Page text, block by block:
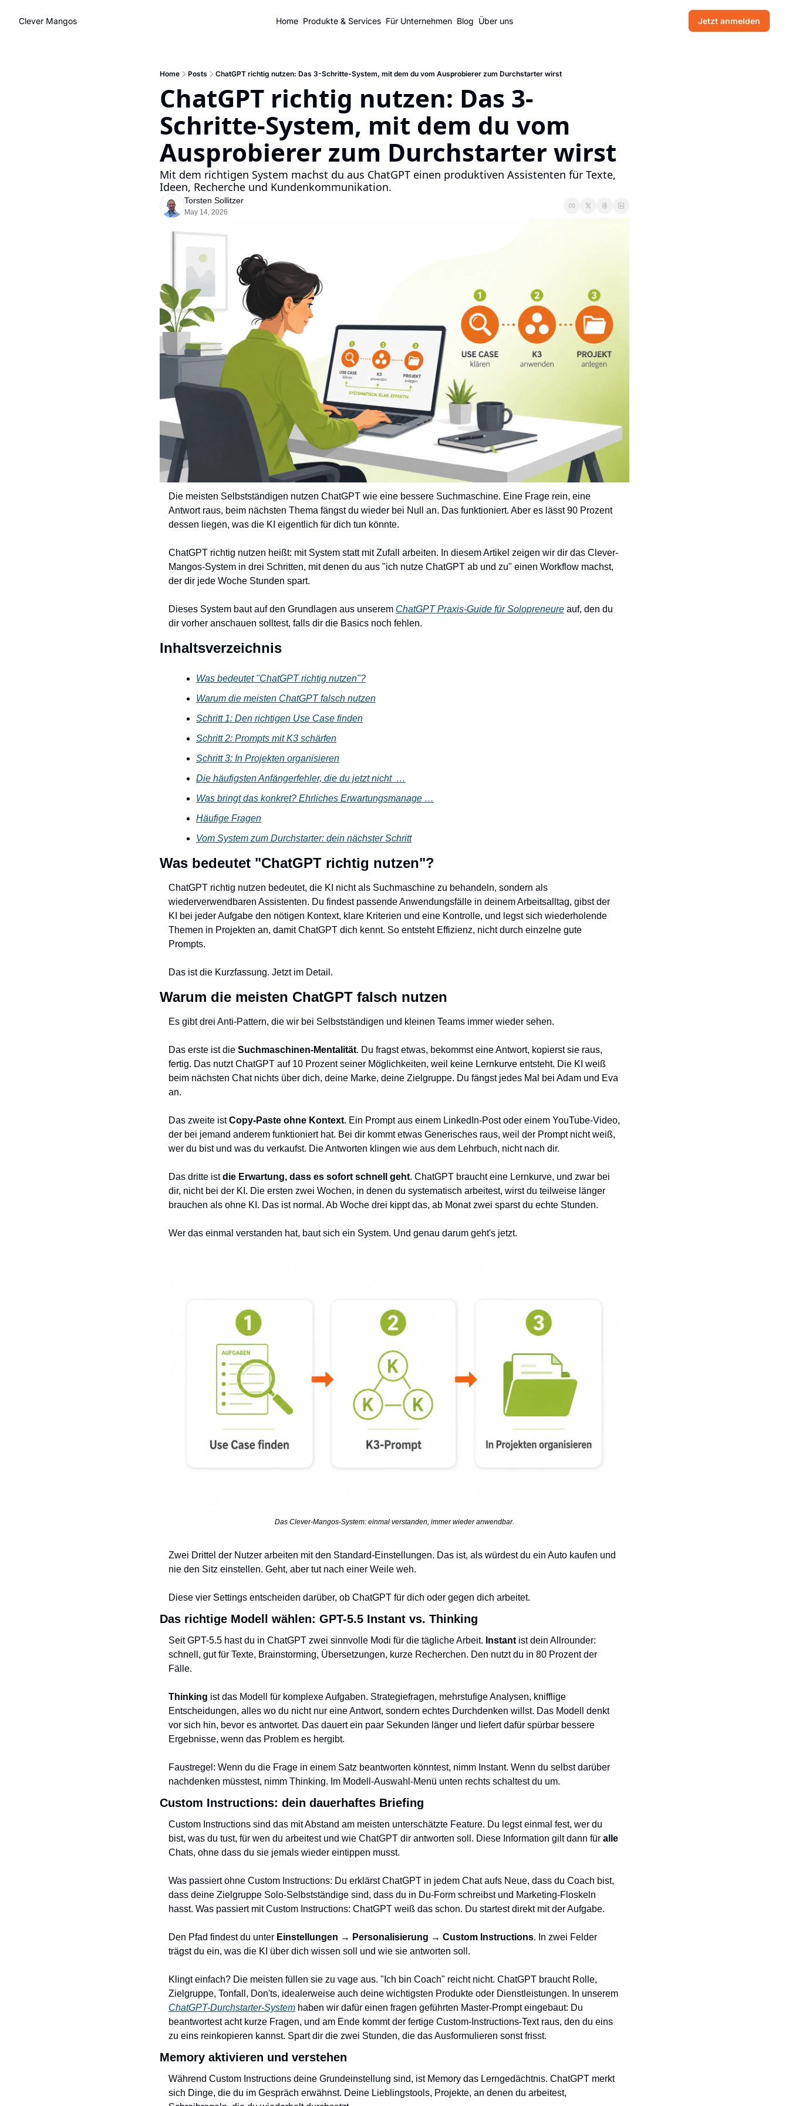
Clever Mangos Home Produkte & Services Für Unternehmen Blog Über uns Jetzt anmelden
Home Posts ChatGPT richtig nutzen: Das 3-Schritte-System, mit dem du vom Ausprobierer zum Durchstarter wirst
ChatGPT richtig nutzen: Das 3-
Schritte-System, mit dem du vom
Ausprobierer zum Durchstarter wirst
Mit dem richtigen System machst du aus ChatGPT einen produktiven Assistenten für Texte,
Ideen, Recherche und Kundenkommunikation.
Torsten Sollitzer
May 14, 2026
Die meisten Selbstständigen nutzen ChatGPT wie eine bessere Suchmaschine. Eine Frage rein, eine
Antwort raus, beim nächsten Thema fängst du wieder bei Null an. Das funktioniert. Aber es lässt 90 Prozent
dessen liegen, was die KI eigentlich für dich tun könnte.
ChatGPT richtig nutzen heißt: mit System statt mit Zufall arbeiten. In diesem Artikel zeigen wir dir das Clever-
Mangos-System in drei Schritten, mit denen du aus "ich nutze ChatGPT ab und zu" einen Workflow machst,
der dir jede Woche Stunden spart.
Dieses System baut auf den Grundlagen aus unserem ChatGPT Praxis-Guide für Solopreneure auf, den du
dir vorher anschauen solltest, falls dir die Basics noch fehlen.
Inhaltsverzeichnis
Was bedeutet "ChatGPT richtig nutzen"?
Warum die meisten ChatGPT falsch nutzen
Schritt 1: Den richtigen Use Case finden
Schritt 2: Prompts mit K3 schärfen
Schritt 3: In Projekten organisieren
Die häufigsten Anfängerfehler, die du jetzt nicht  …
Was bringt das konkret? Ehrliches Erwartungsmanage …
Häufige Fragen
Vom System zum Durchstarter: dein nächster Schritt
Was bedeutet "ChatGPT richtig nutzen"?
ChatGPT richtig nutzen bedeutet, die KI nicht als Suchmaschine zu behandeln, sondern als
wiederverwendbaren Assistenten. Du findest passende Anwendungsfälle in deinem Arbeitsalltag, gibst der
KI bei jeder Aufgabe den nötigen Kontext, klare Kriterien und eine Kontrolle, und legst sich wiederholende
Themen in Projekten an, damit ChatGPT dich kennt. So entsteht Effizienz, nicht durch einzelne gute
Prompts.
Das ist die Kurzfassung. Jetzt im Detail.
Warum die meisten ChatGPT falsch nutzen
Es gibt drei Anti-Pattern, die wir bei Selbstständigen und kleinen Teams immer wieder sehen.
Das erste ist die Suchmaschinen-Mentalität. Du fragst etwas, bekommst eine Antwort, kopierst sie raus,
fertig. Das nutzt ChatGPT auf 10 Prozent seiner Möglichkeiten, weil keine Lernkurve entsteht. Die KI weiß
beim nächsten Chat nichts über dich, deine Marke, deine Zielgruppe. Du fängst jedes Mal bei Adam und Eva
an.
Das zweite ist Copy-Paste ohne Kontext. Ein Prompt aus einem LinkedIn-Post oder einem YouTube-Video,
der bei jemand anderem funktioniert hat. Bei dir kommt etwas Generisches raus, weil der Prompt nicht weiß,
wer du bist und was du verkaufst. Die Antworten klingen wie aus dem Lehrbuch, nicht nach dir.
Das dritte ist die Erwartung, dass es sofort schnell geht. ChatGPT braucht eine Lernkurve, und zwar bei
dir, nicht bei der KI. Die ersten zwei Wochen, in denen du systematisch arbeitest, wirst du teilweise länger
brauchen als ohne KI. Das ist normal. Ab Woche drei kippt das, ab Monat zwei sparst du echte Stunden.
Wer das einmal verstanden hat, baut sich ein System. Und genau darum geht's jetzt.
Das Clever-Mangos-System: einmal verstanden, immer wieder anwendbar.
Zwei Drittel der Nutzer arbeiten mit den Standard-Einstellungen. Das ist, als würdest du ein Auto kaufen und
nie den Sitz einstellen. Geht, aber tut nach einer Weile weh.
Diese vier Settings entscheiden darüber, ob ChatGPT für dich oder gegen dich arbeitet.
Das richtige Modell wählen: GPT-5.5 Instant vs. Thinking
Seit GPT-5.5 hast du in ChatGPT zwei sinnvolle Modi für die tägliche Arbeit. Instant ist dein Allrounder:
schnell, gut für Texte, Brainstorming, Übersetzungen, kurze Recherchen. Den nutzt du in 80 Prozent der
Fälle.
Thinking ist das Modell für komplexe Aufgaben. Strategiefragen, mehrstufige Analysen, knifflige
Entscheidungen, alles wo du nicht nur eine Antwort, sondern echtes Durchdenken willst. Das Modell denkt
vor sich hin, bevor es antwortet. Das dauert ein paar Sekunden länger und liefert dafür spürbar bessere
Ergebnisse, wenn das Problem es hergibt.
Faustregel: Wenn du die Frage in einem Satz beantworten könntest, nimm Instant. Wenn du selbst darüber
nachdenken müsstest, nimm Thinking. Im Modell-Auswahl-Menü unten rechts schaltest du um.
Custom Instructions: dein dauerhaftes Briefing
Custom Instructions sind das mit Abstand am meisten unterschätzte Feature. Du legst einmal fest, wer du
bist, was du tust, für wen du arbeitest und wie ChatGPT dir antworten soll. Diese Information gilt dann für alle
Chats, ohne dass du sie jemals wieder eintippen musst.
Was passiert ohne Custom Instructions: Du erklärst ChatGPT in jedem Chat aufs Neue, dass du Coach bist,
dass deine Zielgruppe Solo-Selbstständige sind, dass du in Du-Form schreibst und Marketing-Floskeln
hasst. Was passiert mit Custom Instructions: ChatGPT weiß das schon. Du startest direkt mit der Aufgabe.
Den Pfad findest du unter Einstellungen → Personalisierung → Custom Instructions. In zwei Felder
trägst du ein, was die KI über dich wissen soll und wie sie antworten soll.
Klingt einfach? Die meisten füllen sie zu vage aus. "Ich bin Coach" reicht nicht. ChatGPT braucht Rolle,
ChatGPT-Durchstarter-System haben wir dafür einen fragen geführten Master-Prompt eingebaut: Du
beantwortest acht kurze Fragen, und am Ende kommt der fertige Custom-Instructions-Text raus, den du eins
zu eins reinkopieren kannst. Spart dir die zwei Stunden, die das Ausformulieren sonst frisst.
Memory aktivieren und verstehen
Während Custom Instructions deine Grundeinstellung sind, ist Memory das Lerngedächtnis. ChatGPT merkt
sich Dinge, die du im Gespräch erwähnst. Deine Lieblingstools, Projekte, an denen du arbeitest,